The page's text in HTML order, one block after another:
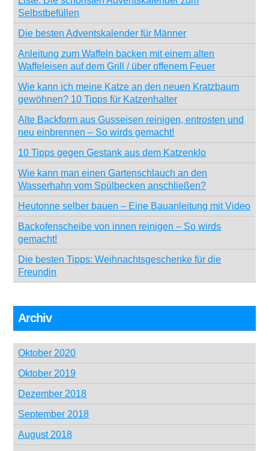
Selbstbefüllen
Die besten Adventskalender für Männer
Anleitung zum Waffeln backen mit einem alten
Waffeleisen auf dem Grill / über offenem Feuer
Wie kann ich meine Katze an den neuen Kratzbaum
gewöhnen? 10 Tipps für Katzenhalter
Alte Backform aus Gusseisen reinigen, entrosten und
neu einbrennen – So wirds gemacht!
10 Tipps gegen Gestank aus dem Katzenklo
Wie kann man einen Gartenschlauch an den
Wasserhahn vom Spülbecken anschließen?
Heutonne selber bauen – Eine Bauanleitung mit Video
Backofenscheibe von innen reinigen – So wirds
gemacht!
Die besten Tipps: Weihnachtsgeschenke für die
Freundin
Archiv
Oktober 2020
Oktober 2019
Dezember 2018
September 2018
August 2018